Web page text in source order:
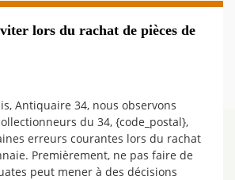
lors du rachat de pièces de
Antiquaire 34, nous observons
du 34, {code_postal},
erreurs courantes lors du rachat
Premièrement, ne pas faire de
peut mener à des décisions